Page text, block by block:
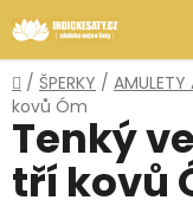
na
obsah
Domů
/ ŠPERKY / AMULETY
kovů Óm
Tenký
tří kovů